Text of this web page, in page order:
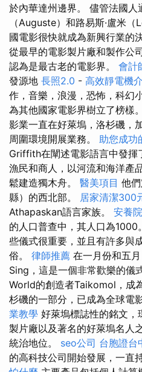
於內華達州邊界。 儘管法國人
（Auguste）和路易斯·盧米
國電影很快就成為新興行業的
從最早的電影製片廠和製作公
認為是最古老的電影界。 會計
發源地 長照2.0 - 高效靜電機
作，音樂，浪漫，恐怖，科幻
為其他國家電影界樹立了榜樣
影業一直在好萊塢，洛杉磯，
周圍環境開展業務。 助您成功
Griffith在闡述電影語言中發揮
漁民和商人，以河流和海洋產
鬆建造獨木舟。 醫美項目 他
縣）的西北部。 居家清潔300
Athapaskan語言家族。 安養院
的人口普查中，其人口為1000
些儀式很重要，並且有許多與
俗。 律師推薦 在一月份和五
Sing，這是一個非常歡樂的儀
World的創造者Taikomol，成
杉磯的一部分，已成為全球電
業教學 好萊塢標誌性的銘文，
製片廠以及著名的好萊塢名人
統治地位。 seo公司 台胞證台
的高科技公司開始發展，一直